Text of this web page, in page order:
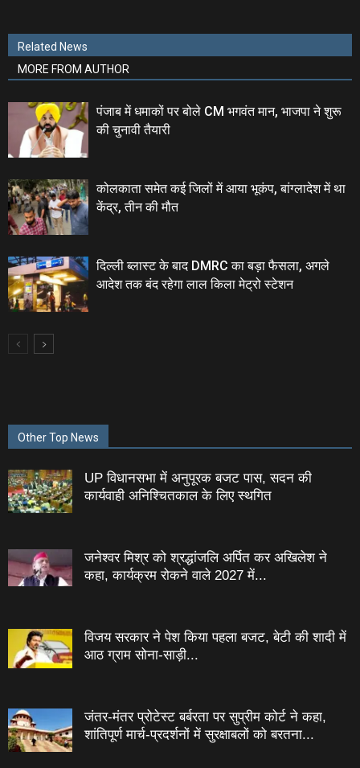
Related News
MORE FROM AUTHOR
पंजाब में धमाकों पर बोले CM भगवंत मान, भाजपा ने शुरू
की चुनावी तैयारी
कोलकाता समेत कई जिलों में आया भूकंप, बांग्लादेश में था
केंद्र, तीन की मौत
दिल्ली ब्लास्ट के बाद DMRC का बड़ा फैसला, अगले
आदेश तक बंद रहेगा लाल किला मेट्रो स्टेशन
Other Top News
UP विधानसभा में अनुपूरक बजट पास, सदन की
कार्यवाही अनिश्चितकाल के लिए स्थगित
जनेश्‍वर मिश्र को श्रद्धांजलि अर्पित कर अखिलेश ने
कहा, कार्यक्रम रोकने वाले 2027 में...
विजय सरकार ने पेश किया पहला बजट, बेटी की शादी में
आठ ग्राम सोना-साड़ी...
जंतर-मंतर प्रोटेस्‍ट बर्बरता पर सुप्रीम कोर्ट ने कहा,
शांतिपूर्ण मार्च-प्रदर्शनों में सुरक्षाबलों को बरतना...